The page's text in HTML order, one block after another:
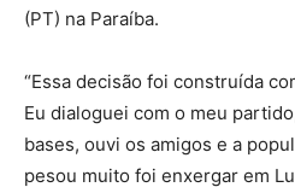
(PT) na Paraíba.
“Essa decisão foi construída
Eu dialoguei com o meu
bases, ouvi os amigos e a
pesou muito foi enxergar em